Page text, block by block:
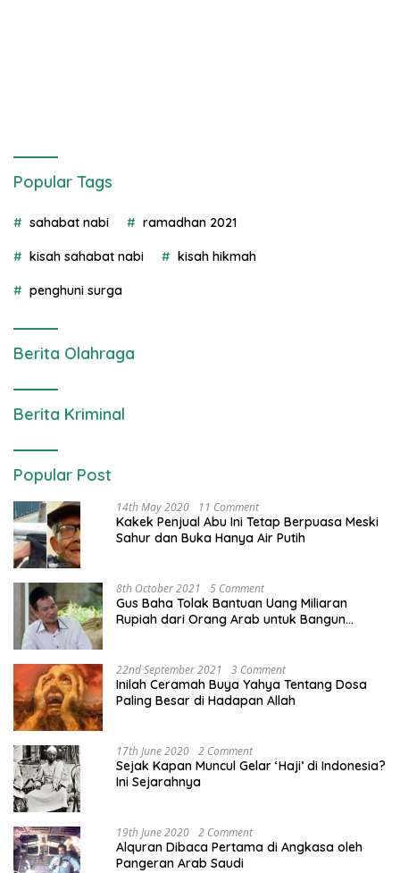
Popular Tags
sahabat nabi ramadhan 2021
kisah sahabat nabi kisah hikmah
penghuni surga
Berita Olahraga
Berita Kriminal
Popular Post
14th May 2020 11 Comment
Kakek Penjual Abu Ini Tetap Berpuasa Meski
Sahur dan Buka Hanya Air Putih
8th October 2021 5 Comment
Gus Baha Tolak Bantuan Uang Miliaran
Rupiah dari Orang Arab untuk Bangun
22nd September 2021 3 Comment
Inilah Ceramah Buya Yahya Tentang Dosa
Paling Besar di Hadapan Allah
17th June 2020 2 Comment
Sejak Kapan Muncul Gelar ‘Haji’ di Indonesia?
Ini Sejarahnya
19th June 2020 2 Comment
Alquran Dibaca Pertama di Angkasa oleh
Pangeran Arab Saudi